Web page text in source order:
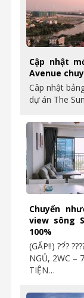
Cập nhật
Avenue
Câp nhật
dự án The
Chuyển
view sông
100%
(GẤP‼️) ??́?
NGỦ, 2WC –
TIỆN…